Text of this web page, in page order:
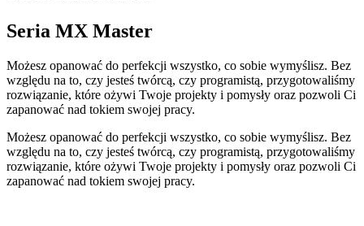
Seria MX Master
Możesz opanować do perfekcji wszystko, co sobie wymyślisz. Bez
względu na to, czy jesteś twórcą, czy programistą, przygotowaliśmy
rozwiązanie, które ożywi Twoje projekty i pomysły oraz pozwoli Ci
zapanować nad tokiem swojej pracy.
Możesz opanować do perfekcji wszystko, co sobie wymyślisz. Bez
względu na to, czy jesteś twórcą, czy programistą, przygotowaliśmy
rozwiązanie, które ożywi Twoje projekty i pomysły oraz pozwoli Ci
zapanować nad tokiem swojej pracy.